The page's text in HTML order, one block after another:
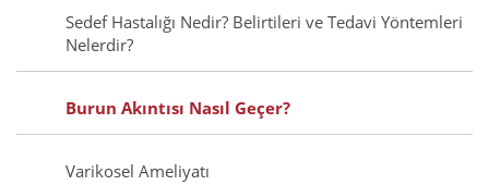
Sedef Hastalığı Nedir? Belirtileri ve Tedavi Yöntemleri
Nelerdir?
Burun Akıntısı Nasıl Geçer?
Varikosel Ameliyatı